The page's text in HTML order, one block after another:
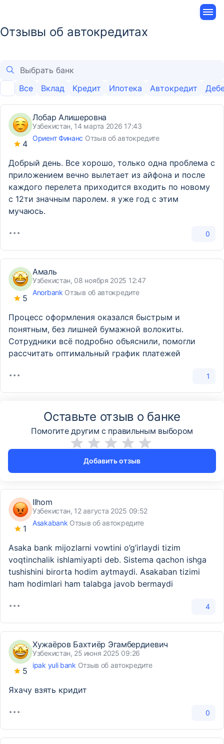
Отзывы об автокредитах
Все Вклад Кредит Ипотека Автокредит
4
Лобар Алишеровна
Узбекистан, 14 марта 2026 17:43
Ориент Финанс Отзыв об автокредите
Добрый день. Все хорошо, только одна проблема с
приложением вечно вылетает из айфона и после
каждого перелета приходится входить по новому
с 12ти значным паролем. я уже год с этим
мучаюсь.
0
5
Амаль
Узбекистан, 08 ноября 2025 12:47
Anorbank Отзыв об автокредите
Процесс оформления оказался быстрым и
понятным, без лишней бумажной волокиты.
Сотрудники всё подробно объяснили, помогли
рассчитать оптимальный график платежей
1
Оставьте отзыв о банке
Помогите другим с правильным выбором
Добавить отзыв
1
Ilhom
Узбекистан, 12 августа 2025 09:52
Asakabank Отзыв об автокредите
Asaka bank mijozlarni vowtini o’g’irlaydi tizim
voqtinchalik ishlamiyapti deb. Sistema qachon ishga
tushishini birorta hodim aytmaydi. Asakaban tizimi
ham hodimlari ham talabga javob bermaydi
4
5
Хужаёров Бахтиёр Эгамбердиевич
Узбекистан, 25 июня 2025 09:26
ipak yuli bank Отзыв об автокредите
Яхачу взять кридит
0